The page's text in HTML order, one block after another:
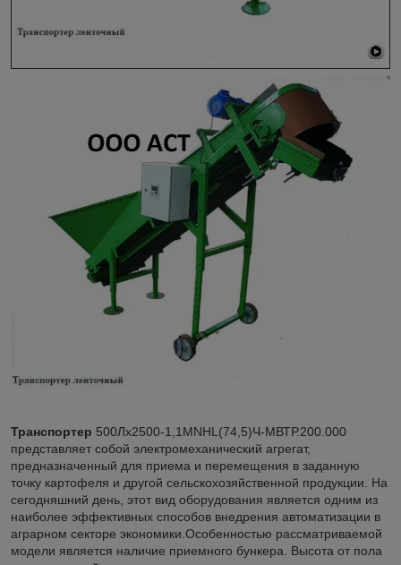
Транспортер 500Лх2500-1,1MNHL(74,5)Ч-МВТР.200.000
представляет собой электромеханический агрегат,
предназначенный для приема и перемещения в заданную
точку картофеля и другой сельскохозяйственной продукции. На
сегодняшний день, этот вид оборудования является одним из
наиболее эффективных способов внедрения автоматизации в
аграрном секторе экономики.Особенностью рассматриваемой
модели является наличие приемного бункера. Высота от пола